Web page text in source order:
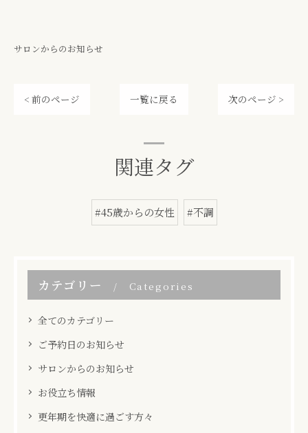
サロンからのお知らせ
< 前のページ 一覧に戻る 次のページ >
関連タグ
#45歳からの女性 #不調
カテゴリー Categories
全てのカテゴリー
ご予約日のお知らせ
サロンからのお知らせ
お役立ち情報
更年期を快適に過ごす方々